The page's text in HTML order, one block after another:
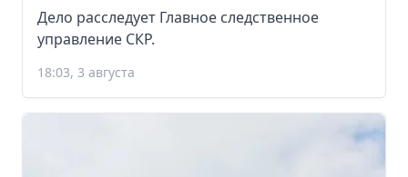
Дело расследует Главное следственное
управление СКР.
18:03, 3 августа